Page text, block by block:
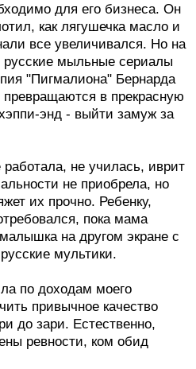
для его бизнеса. Он
как лягушечка масло и
все увеличивался. Но на
мыльные сериалы
"Пигмалиона" Бернарда
в прекрасную
энд - выйти замуж за
не училась, иврит
не приобрела, но
их прочно. Ребенку,
пока мама
на другом экране с
мультики.
по доходам моего
привычное качество
до зари. Естественно,
ревности, ком обид